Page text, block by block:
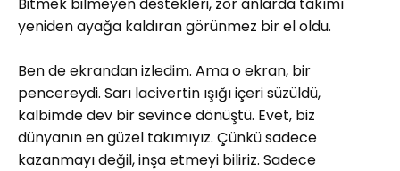
yeniden ayağa kaldıran görünmez bir el oldu.
Ben de ekrandan izledim. Ama o ekran, bir
pencereydi. Sarı lacivertin ışığı içeri süzüldü,
kalbimde dev bir sevince dönüştü. Evet, biz
dünyanın en güzel takımıyız. Çünkü sadece
kazanmayı değil, inşa etmeyi biliriz. Sadece